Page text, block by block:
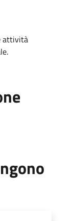
attività